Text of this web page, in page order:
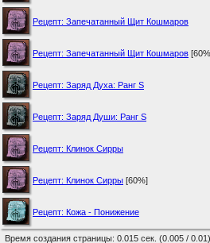
Рецепт: Запечатанный Щит Кошмаров
Рецепт: Запечатанный Щит Кошмаров
Рецепт: Заряд Духа: Ранг S
Рецепт: Заряд Души: Ранг S
Рецепт: Клинок Сирры
Рецепт: Клинок Сирры [60%]
Рецепт: Кожа - Понижение
Время создания страницы: 0.015 сек. (0.005 / 0.01).